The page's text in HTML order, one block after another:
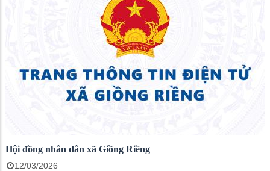
Hội đồng nhân dân xã Giồng Riềng
12/03/2026